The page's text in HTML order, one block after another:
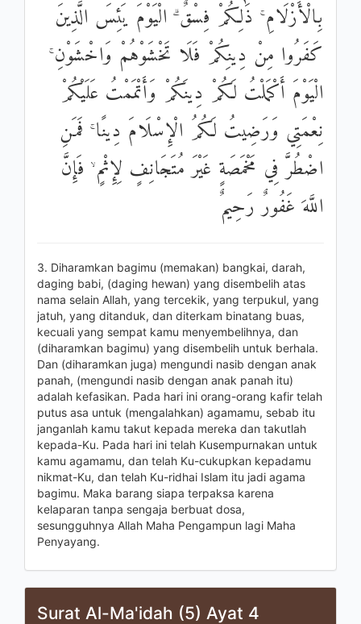
بِالْأَزْلَامِ ۚ ذَٰلِكُمْ فِسْقٌ ۗ الْيَوْمَ يَئِسَ الَّذِينَ
كَفَرُوا مِنْ دِينِكُمْ فَلَا تَخْشَوْهُمْ وَاخْشَوْنِ ۚ
الْيَوْمَ أَكْمَلْتُ لَكُمْ دِينَكُمْ وَأَتْمَمْتُ عَلَيْكُمْ
نِعْمَتِي وَرَضِيتُ لَكُمُ الْإِسْلَامَ دِينًا ۚ فَمَنِ
اضْطُرَّ فِي مَخْمَصَةٍ غَيْرَ مُتَجَانِفٍ لِإِثْمٍ ۙ فَإِنَّ
اللَّهَ غَفُورٌ رَحِيمٌ
3. Diharamkan bagimu (memakan) bangkai, darah,
daging babi, (daging hewan) yang disembelih atas
nama selain Allah, yang tercekik, yang terpukul, yang
jatuh, yang ditanduk, dan diterkam binatang buas,
kecuali yang sempat kamu menyembelihnya, dan
(diharamkan bagimu) yang disembelih untuk berhala.
Dan (diharamkan juga) mengundi nasib dengan anak
panah, (mengundi nasib dengan anak panah itu)
adalah kefasikan. Pada hari ini orang-orang kafir telah
putus asa untuk (mengalahkan) agamamu, sebab itu
janganlah kamu takut kepada mereka dan takutlah
kepada-Ku. Pada hari ini telah Kusempurnakan untuk
kamu agamamu, dan telah Ku-cukupkan kepadamu
nikmat-Ku, dan telah Ku-ridhai Islam itu jadi agama
bagimu. Maka barang siapa terpaksa karena
kelaparan tanpa sengaja berbuat dosa,
sesungguhnya Allah Maha Pengampun lagi Maha
Penyayang.
Surat Al-Ma'idah (5) Ayat 4